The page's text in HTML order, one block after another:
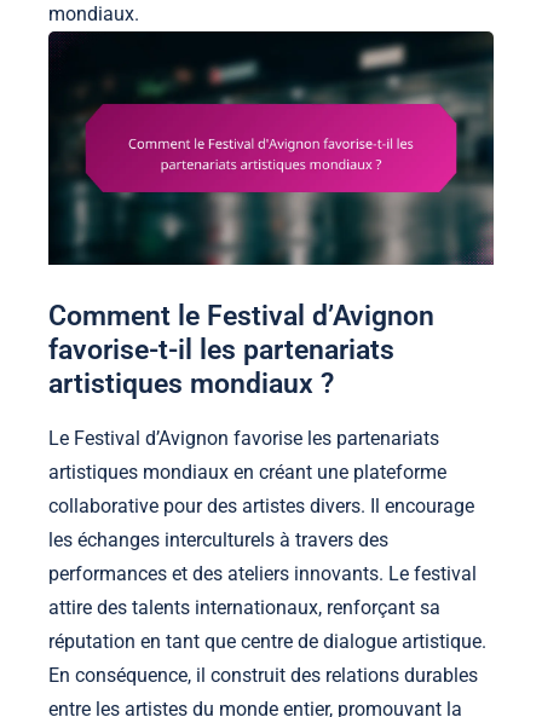
mondiaux.
Comment le Festival d’Avignon
favorise-t-il les partenariats
artistiques mondiaux ?
Le Festival d’Avignon favorise les partenariats
artistiques mondiaux en créant une plateforme
collaborative pour des artistes divers. Il encourage
les échanges interculturels à travers des
performances et des ateliers innovants. Le festival
attire des talents internationaux, renforçant sa
réputation en tant que centre de dialogue artistique.
En conséquence, il construit des relations durables
entre les artistes du monde entier, promouvant la